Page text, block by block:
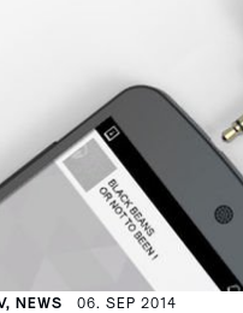
NEWS 06. SEP 2014